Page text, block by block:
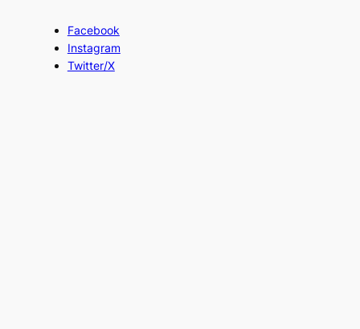
Facebook
Instagram
Twitter/X